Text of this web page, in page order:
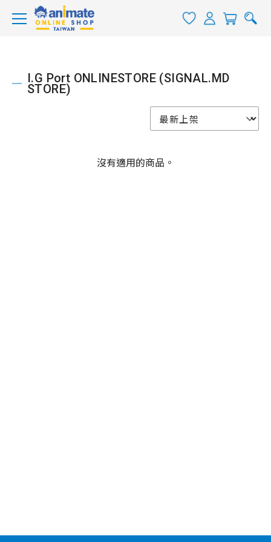
I.G Port ONLINESTORE (SIGNAL.MD
STORE)
沒有適用的商品。